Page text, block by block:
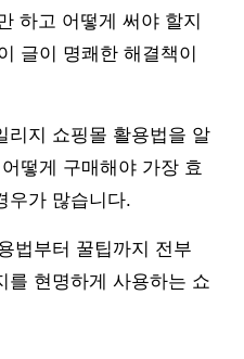
하고 어떻게 써야 할지
글이 명쾌한 해결책이
리지 쇼핑몰 활용법을 알
떻게 구매해야 가장 효
우가 많습니다.
법부터 꿀팁까지 전부
를 현명하게 사용하는 쇼